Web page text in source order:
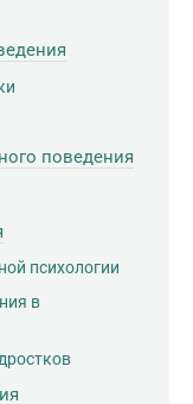
поведения
психологии
в